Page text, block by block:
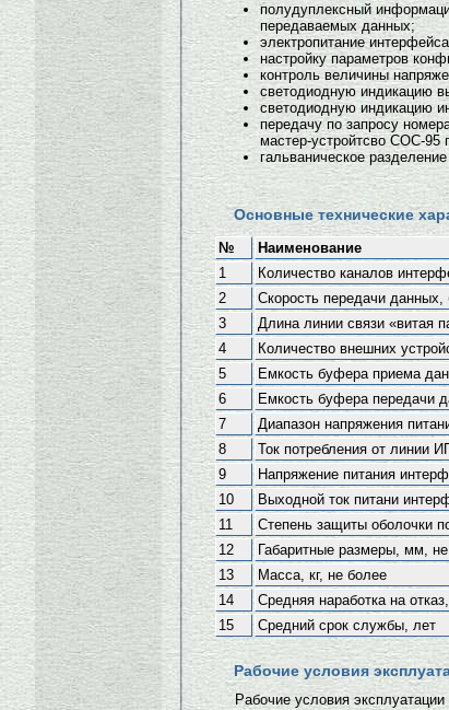
полудуплексный
передаваемых данных;
электропитание
настройку параметров
контроль величины
светодиодную индикацию
светодиодную индикацию
передачу по запросу
мастер-устройтсво СОС-95
гальваническое
Основные технические
№ Наименование
1
Количество каналов
2
Скорость передачи данных,
3
Длина линии связи «витая
4
Количество внешних
5
Емкость буфера приема
6
Емкость буфера передачи
7
Диапазон напряжения
8
Ток потребления от линии
9
Напряжение питания
10
Выходной ток питани
11
Степень защиты оболочки
12
Габаритные размеры, мм,
13
Масса, кг, не более
14
Средняя наработка на
15
Средний срок службы, лет
Рабочие условия
Рабочие условия